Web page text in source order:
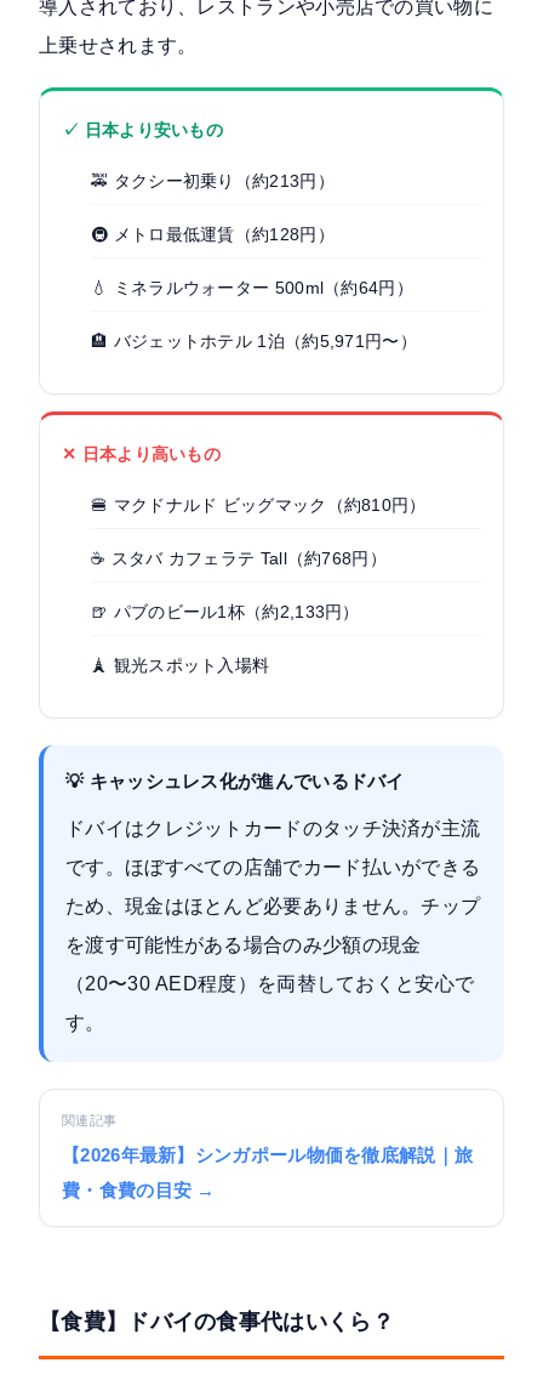
導入されており、レストランや小売店での買い物に
上乗せされます。
✓ 日本より安いもの
🚕 タクシー初乗り（約213円）
🚇 メトロ最低運賃（約128円）
💧 ミネラルウォーター 500ml（約64円）
🏨 バジェットホテル 1泊（約5,971円〜）
✕ 日本より高いもの
🍔 マクドナルド ビッグマック（約810円）
☕ スタバ カフェラテ Tall（約768円）
🍺 パブのビール1杯（約2,133円）
🗼 観光スポット入場料
💡 キャッシュレス化が進んでいるドバイ
ドバイはクレジットカードのタッチ決済が主流
です。ほぼすべての店舗でカード払いができる
ため、現金はほとんど必要ありません。チップ
を渡す可能性がある場合のみ少額の現金
（20〜30 AED程度）を両替しておくと安心で
す。
関連記事
【2026年最新】シンガポール物価を徹底解説｜旅
費・食費の目安 →
【食費】ドバイの食事代はいくら？